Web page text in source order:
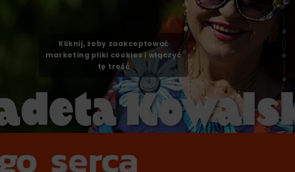
Kliknij, żeby zaakceptować
marketing pliki cookies i włączyć
tę treść